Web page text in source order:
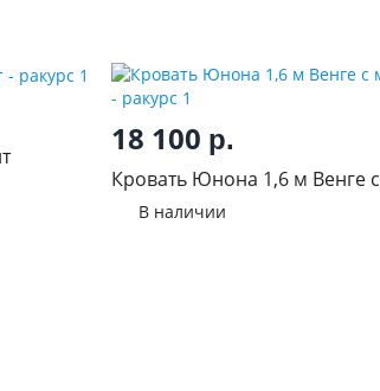
18 100 р.
Кровать Юнона 1,6 м Венге с
матрасом
В наличии